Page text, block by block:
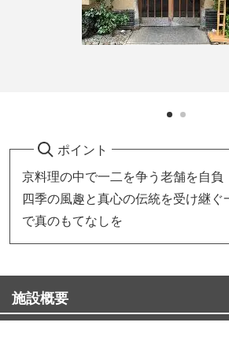
ポイント
京料理の中で一二を争う老舗を自負
四季の風趣と真心の伝統を受け継
で真のもてなしを
施設概要